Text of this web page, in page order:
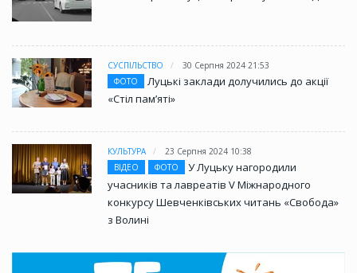
СУСПІЛЬСТВО
30 Серпня 2024 21:53
ФОТО
Луцькі заклади долучились до акції
«Стіл памʼяті»
КУЛЬТУРА
23 Серпня 2024 10:38
ВІДЕО
ФОТО
У Луцьку нагородили
учасників та лавреатів V Міжнародного
конкурсу Шевченківських читань «Свобода»
з Волині